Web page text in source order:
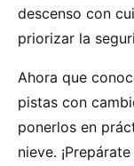
descenso con
priorizar la
Ahora que
pistas con
ponerlos en
nieve.